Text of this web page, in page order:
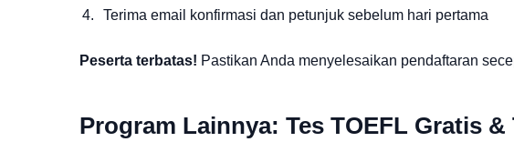
Terima email konfirmasi dan petunjuk sebelum hari pertama
Peserta terbatas! Pastikan Anda menyelesaikan pendaftaran
Program Lainnya: Tes TOEFL Gratis &